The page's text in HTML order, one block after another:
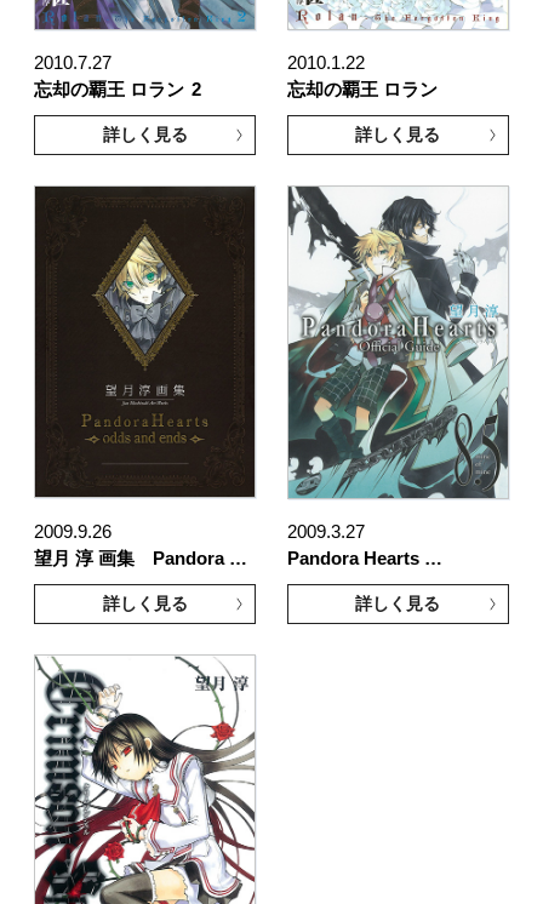
2010.7.27
忘却の覇王 ロラン 2
詳しく見る
2010.1.22
忘却の覇王 ロラン
詳しく見る
2009.9.26
望月 淳 画集 Pandora …
詳しく見る
2009.3.27
Pandora Hearts …
詳しく見る